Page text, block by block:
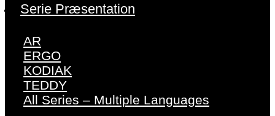
Serie Præsentation
AR
ERGO
KODIAK
TEDDY
All Series – Multiple Languages